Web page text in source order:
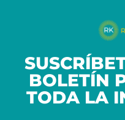
BOLETÍN
TODA LA